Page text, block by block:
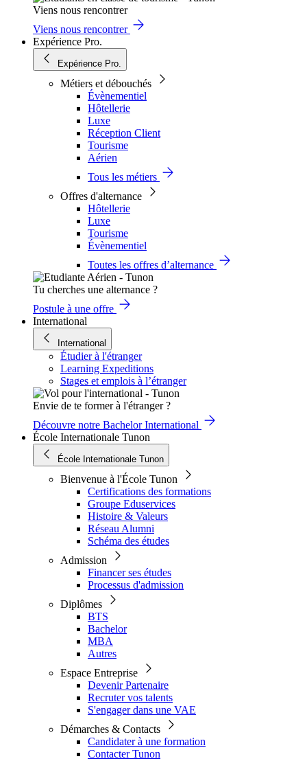
Viens nous rencontrer
Viens nous rencontrer
Expérience Pro.
Expérience Pro.
Métiers et débouchés
Évènementiel
Hôtellerie
Luxe
Réception Client
Tourisme
Aérien
Tous les métiers
Offres d'alternance
Hôtellerie
Luxe
Tourisme
Évènementiel
Toutes les offres d’alternance
Tu cherches une alternance ?
Postule à une offre
International
International
Étudier à l'étranger
Learning Expeditions
Stages et emplois à l’étranger
Envie de te former à l'étranger ?
Découvre notre Bachelor International
École Internationale Tunon
École Internationale Tunon
Bienvenue à l'École Tunon
Certifications des formations
Groupe Eduservices
Histoire & Valeurs
Réseau Alumni
Schéma des études
Admission
Financer ses études
Processus d'admission
Diplômes
BTS
Bachelor
MBA
Autres
Espace Entreprise
Devenir Partenaire
Recruter vos talents
S'engager dans une VAE
Démarches & Contacts
Candidater à une formation
Contacter Tunon